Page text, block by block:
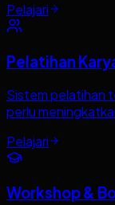
Pelajari
Pelatihan
Sistem pelatihan
perlu
Pelajari
Workshop &